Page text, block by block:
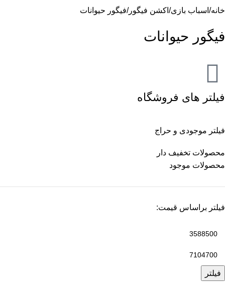
خانه اسباب بازی اکشن فیگور فیگور حیوانات
فیگور حیوانات
فیلتر های فروشگاه
فیلتر موجودی و حراج
محصولات تخفیف دار
محصولات موجود
فیلتر براساس قیمت:
فیلتر